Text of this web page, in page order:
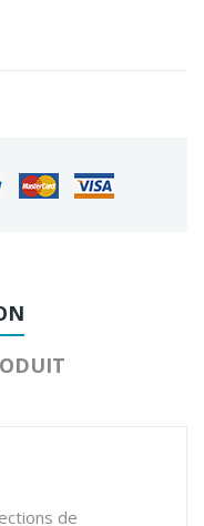
de